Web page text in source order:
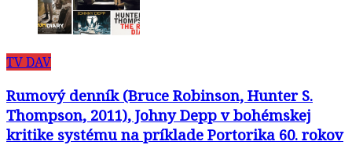
TV DAV
Rumový denník (Bruce Robinson, Hunter S.
Thompson, 2011), Johny Depp v bohémskej
kritike systému na príklade Portorika 60. rokov